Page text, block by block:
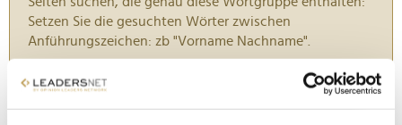
Setzen Sie die gesuchten Wörter zwischen
Anführungszeichen: zb "Vorname Nachname".